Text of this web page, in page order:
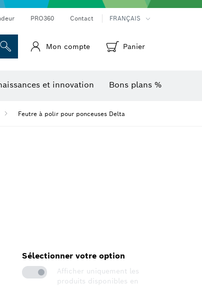
PRO360 Contact FRANÇAIS
Mon compte Panier
et innovation Bons plans %
Feutre à polir pour ponceuses Delta
Sélectionner votre option
Afficher uniquement les
produits disponibles en